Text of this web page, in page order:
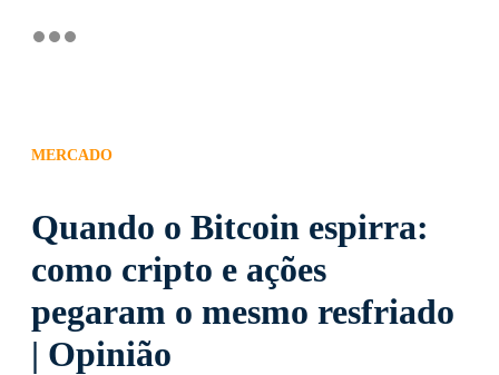
MERCADO
Quando o Bitcoin espirra:
como cripto e ações
pegaram o mesmo resfriado
| Opinião